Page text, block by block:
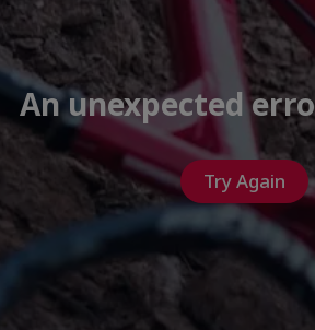
An unexpected
Try Again